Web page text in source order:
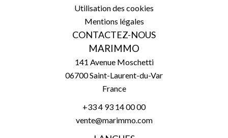
Utilisation des cookies
Mentions légales
CONTACTEZ-NOUS
MARIMMO
141 Avenue Moschetti
06700Saint-Laurent-du-Var
France
+33 4 93 14 00 00
vente@marimmo.com